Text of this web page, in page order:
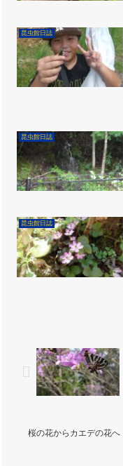
昆虫館日誌
昆虫館日誌
昆虫館日誌
桜の花からカエデの花